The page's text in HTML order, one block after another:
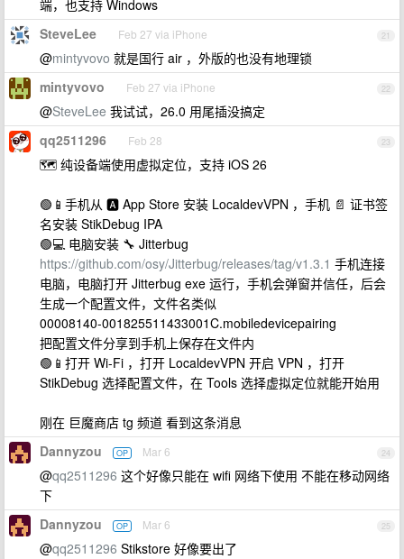
端，也支持 Windows
21
SteveLee Feb 27 via iPhone
@mintyvovo 就是国行 air ，外版的也没有地理锁
22
mintyvovo Feb 27 via iPhone
@SteveLee 我试试，26.0 用尾插没搞定
23
qq2511296 Feb 28
🗺️ 纯设备端使用虚拟定位，支持 iOS 26
🟢📱手机从 🅰️ App Store 安装 LocaldevVPN ，手机 📄 证书签
名安装 StikDebug IPA
🟢💻 电脑安装 🔧 Jitterbug
https://github.com/osy/Jitterbug/releases/tag/v1.3.1 手机连接
电脑，电脑打开 Jitterbug exe 运行，手机会弹窗并信任，后会
生成一个配置文件，文件名类似
00008140-001825511433001C.mobiledevicepairing
把配置文件分享到手机上保存在文件内
🟢📱打开 Wi-Fi ，打开 LocaldevVPN 开启 VPN ，打开
StikDebug 选择配置文件，在 Tools 选择虚拟定位就能开始用
刚在 巨魔商店 tg 频道 看到这条消息
24
Dannyzou OP Mar 6
@qq2511296 这个好像只能在 wifi 网络下使用 不能在移动网络
下
25
Dannyzou OP Mar 6
@qq2511296 Stikstore 好像要出了